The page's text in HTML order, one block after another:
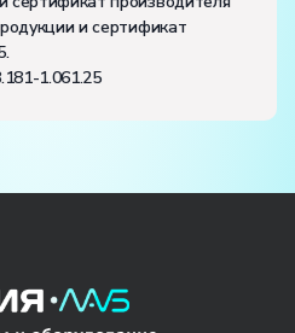
и сертификат
1.061.25